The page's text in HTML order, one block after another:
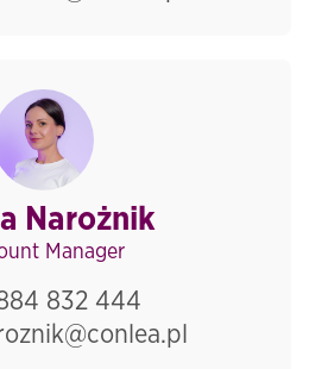
Narożnik
Manager
832 444